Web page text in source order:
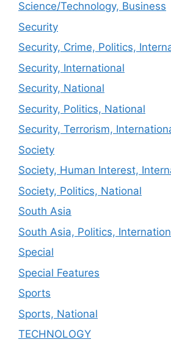
Science/Technology, Business
Security
Security, Crime, Politics,
Security, International
Security, National
Security, Politics, National
Security, Terrorism,
Society
Society, Human Interest,
Society, Politics, National
South Asia
South Asia, Politics,
Special
Special Features
Sports
Sports, National
TECHNOLOGY